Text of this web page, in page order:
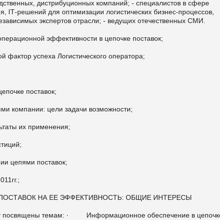
дистрибуционных компаний; - специалистов в сфере
IТ-решений для оптимизации логистических бизнес-процессов,
экспертов отрасли; - ведущих отечественных СМИ.
эффективности в цепочке поставок;
успеха Логистического оператора;
поставок;
компании: цели задачи возможности;
их применения;
цепями поставок;
НА ЕЕ ЭФФЕКТИВНОСТЬ: ОБЩИЕ ИНТЕРЕСЫ
посвящены темам: · Информационное обеспечение в